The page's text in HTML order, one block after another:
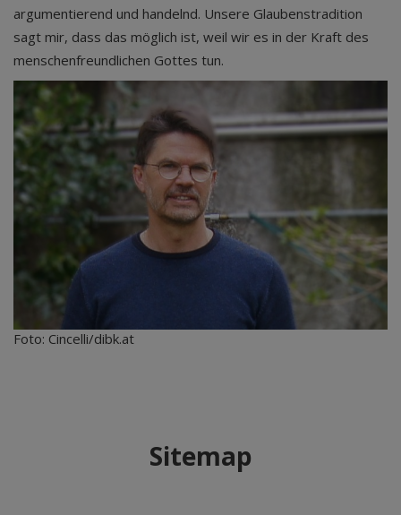
argumentierend und handelnd. Unsere Glaubenstradition
sagt mir, dass das möglich ist, weil wir es in der Kraft des
menschenfreundlichen Gottes tun.
Foto: Cincelli/dibk.at
Sitemap